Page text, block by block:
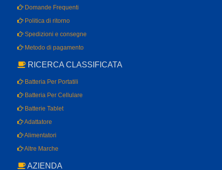
Domande Frequenti
Politica di ritorno
Spedizioni e consegne
Metodo di pagamento
RICERCA CLASSIFICATA
Batteria Per Portatili
Batteria Per Cellulare
Batterie Tablet
Adattatore
Alimentatori
Altre Marche
AZIENDA